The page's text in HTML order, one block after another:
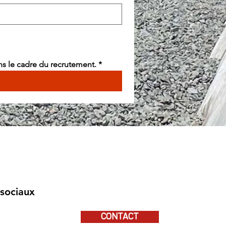
le cadre du recrutement. *
CONTACT